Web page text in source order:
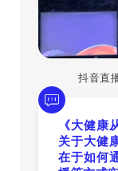
抖音直
《大健康
关于大健
在于如何